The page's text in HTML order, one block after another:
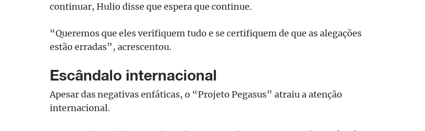
continuar, Hulio disse que espera que continue.
“Queremos que eles verifiquem tudo e se certifiquem de que as alegações
estão erradas”, acrescentou.
Escândalo internacional
Apesar das negativas enfáticas, o “Projeto Pegasus” atraiu a atenção
internacional.